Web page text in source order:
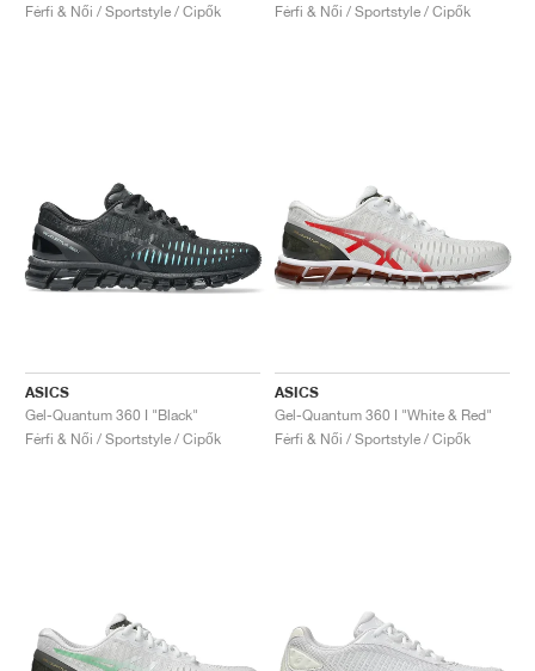
Férfi & Női / Sportstyle / Cipők
Férfi & Női / Sportstyle / Cipők
ASICS
Gel-Quantum 360 I "Black"
Férfi & Női / Sportstyle / Cipők
ASICS
Gel-Quantum 360 I "White & Red"
Férfi & Női / Sportstyle / Cipők